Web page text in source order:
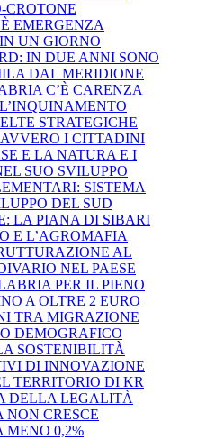
CROTONE
EMERGENZA
UN GIORNO
IN DUE ANNI SONO
DAL MERIDIONE
C’È CARENZA
STRATEGICHE
I CITTADINI
E LA NATURA E I
SUO SVILUPPO
SISTEMA
DEL SUD
LA PIANA DI SIBARI
E L’AGROMAFIA
AL
NEL PAESE
PER IL PIENO
A OLTRE 2 EURO
TRA MIGRAZIONE
DEMOGRAFICO
SOSTENIBILITÀ
DI INNOVAZIONE
TERRITORIO DI KR
DELLA LEGALITÀ
CRESCE
MENO 0,2%